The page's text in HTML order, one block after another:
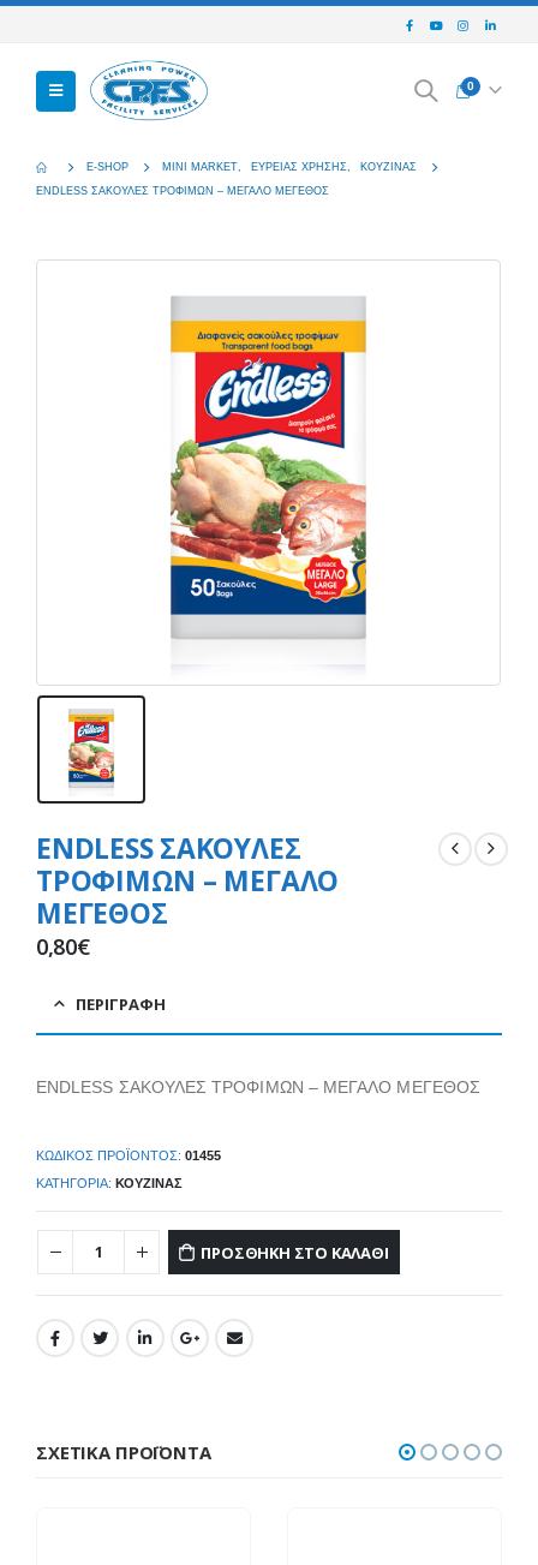
0
E-SHOP MINI MARKET ΕΥΡΕΊΑΣ ΧΡΉΣΗΣ
ΚΟΥΖΊΝΑΣ
ENDLESS ΣΑΚΟΥΛΕΣ ΤΡΟΦΙΜΩΝ – ΜΕΓΑΛΟ ΜΕΓΕΘΟΣ
ENDLESS ΣΑΚΟΥΛΕΣ
ΤΡΟΦΙΜΩΝ – ΜΕΓΑΛΟ
ΜΕΓΕΘΟΣ
0,80€
ΠΕΡΙΓΡΑΦΉ
ENDLESS ΣΑΚΟΥΛΕΣ ΤΡΟΦΙΜΩΝ – ΜΕΓΑΛΟ ΜΕΓΕΘΟΣ
ΚΩΔΙΚΌΣ ΠΡΟΪΌΝΤΟΣ: 01455
ΚΑΤΗΓΟΡΊΑ: ΚΟΥΖΊΝΑΣ
ΠΡΟΣΘΉΚΗ ΣΤΟ ΚΑΛΆΘΙ
ΣΧΕΤΙΚΆ ΠΡΟΪΌΝΤΑ